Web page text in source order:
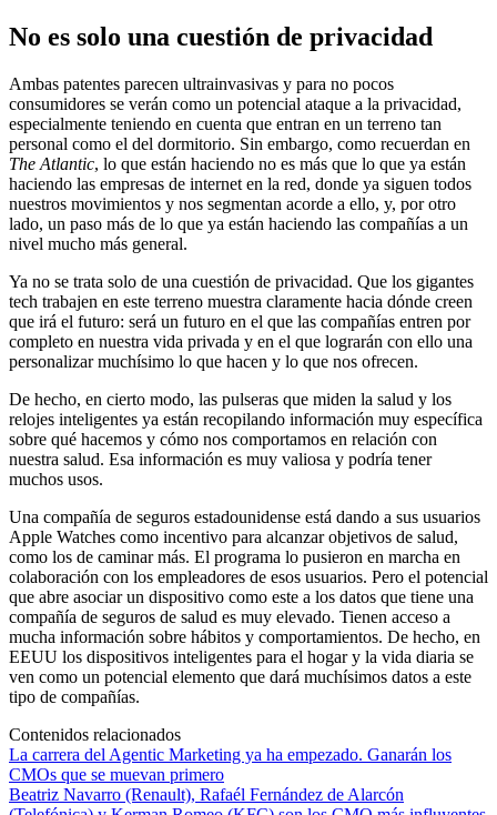
No es solo una cuestión de privacidad
Ambas patentes parecen ultrainvasivas y para no pocos
consumidores se verán como un potencial ataque a la privacidad,
especialmente teniendo en cuenta que entran en un terreno tan
personal como el del dormitorio. Sin embargo, como recuerdan en
The Atlantic, lo que están haciendo no es más que lo que ya están
haciendo las empresas de internet en la red, donde ya siguen todos
nuestros movimientos y nos segmentan acorde a ello, y, por otro
lado, un paso más de lo que ya están haciendo las compañías a un
nivel mucho más general.
Ya no se trata solo de una cuestión de privacidad. Que los gigantes
tech trabajen en este terreno muestra claramente hacia dónde creen
que irá el futuro: será un futuro en el que las compañías entren por
completo en nuestra vida privada y en el que lograrán con ello una
personalizar muchísimo lo que hacen y lo que nos ofrecen.
De hecho, en cierto modo, las pulseras que miden la salud y los
relojes inteligentes ya están recopilando información muy específica
sobre qué hacemos y cómo nos comportamos en relación con
nuestra salud. Esa información es muy valiosa y podría tener
muchos usos.
Una compañía de seguros estadounidense está dando a sus usuarios
Apple Watches como incentivo para alcanzar objetivos de salud,
como los de caminar más. El programa lo pusieron en marcha en
colaboración con los empleadores de esos usuarios. Pero el potencial
que abre asociar un dispositivo como este a los datos que tiene una
compañía de seguros de salud es muy elevado. Tienen acceso a
mucha información sobre hábitos y comportamientos. De hecho, en
EEUU los dispositivos inteligentes para el hogar y la vida diaria se
ven como un potencial elemento que dará muchísimos datos a este
tipo de compañías.
Contenidos relacionados
La carrera del Agentic Marketing ya ha empezado. Ganarán los
CMOs que se muevan primero
Beatriz Navarro (Renault), Rafaél Fernández de Alarcón